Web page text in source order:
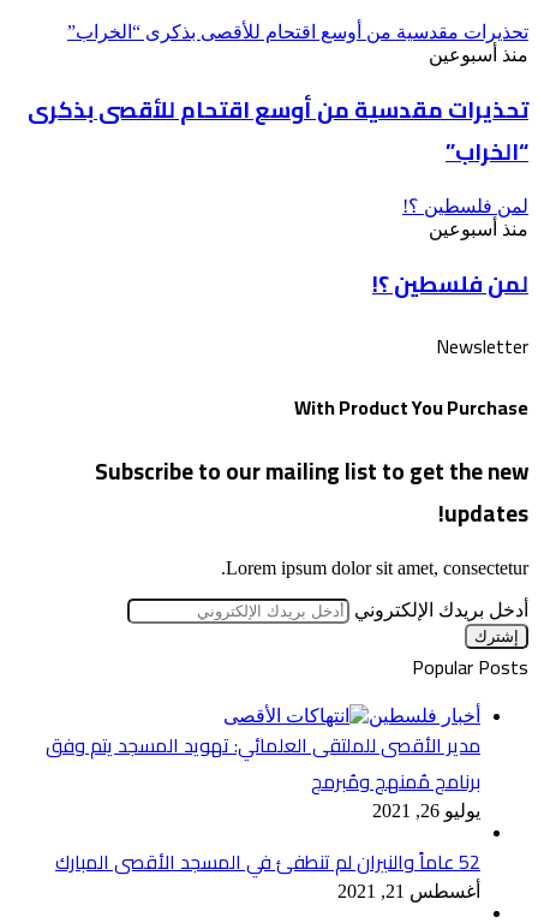
تحذيرات مقدسية من أوسع اقتحام للأقصى بذكرى “الخراب”
منذ أسبوعين
تحذيرات مقدسية من أوسع اقتحام للأقصى بذكرى
“الخراب”
لمن فلسطين ؟!
منذ أسبوعين
لمن فلسطين ؟!
Newsletter
With Product You Purchase
Subscribe to our mailing list to get the new
updates!
Lorem ipsum dolor sit amet, consectetur.
أدخل بريدك الإلكتروني
Popular Posts
أخبار فلسطين
مدير الأقصى للملتقى العلمائي: تهويد المسجد يتم وفق
برنامج مُمنهج ومُبرمج
يوليو 26, 2021
52 عاماً والنيران لم تنطفئ في المسجد الأقصى المبارك
أغسطس 21, 2021